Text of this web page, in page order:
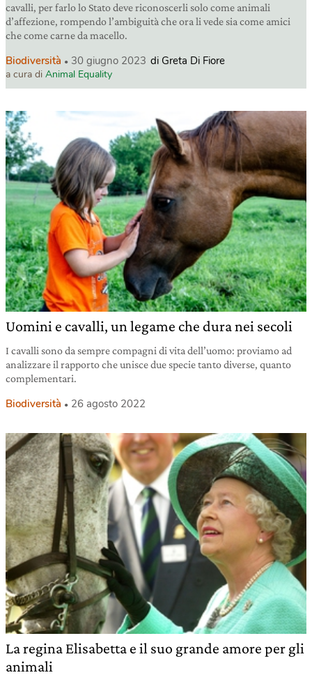
cavalli, per farlo lo Stato deve riconoscerli solo come animali
d’affezione, rompendo l’ambiguità che ora li vede sia come amici
che come carne da macello.
Biodiversità 30 giugno 2023 di Greta Di Fiore
a cura di Animal Equality
Uomini e cavalli, un legame che dura nei secoli
I cavalli sono da sempre compagni di vita dell’uomo: proviamo ad
analizzare il rapporto che unisce due specie tanto diverse, quanto
complementari.
Biodiversità 26 agosto 2022
La regina Elisabetta e il suo grande amore per gli
animali